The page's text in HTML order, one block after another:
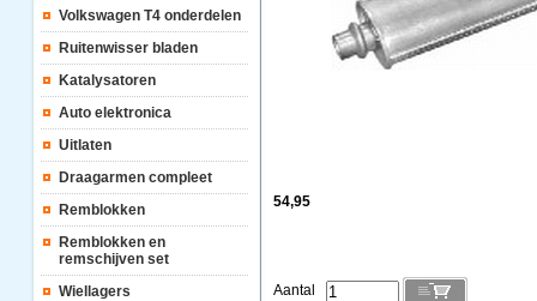
Volkswagen T4 onderdelen
Ruitenwisser bladen
Katalysatoren
Auto elektronica
Uitlaten
Draagarmen compleet
Remblokken
Remblokken en
remschijven set
Wiellagers
54,95
Aantal